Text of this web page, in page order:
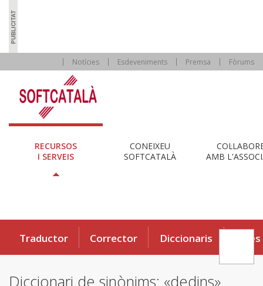
Notícies Esdeveniments Premsa Fòrums
RECURSOS
I SERVEIS
CONEIXEU
SOFTCATALÀ
AMB
Traductor Corrector Diccionaris Eines
Diccionari de sinònims: «dedins»